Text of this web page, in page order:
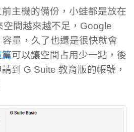
主機的備份，小蛙都是放在
間越來越不足，Google
量，久了也還是很快就會
可以讓空間占用少一點，後
到 G Suite 教育版的帳號，